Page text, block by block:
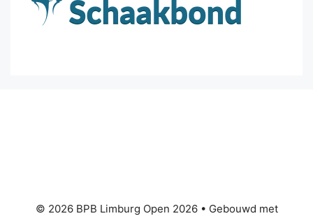
© 2026 BPB Limburg Open 2026• Gebouwd met